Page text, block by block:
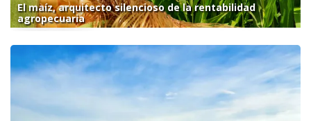
El maíz, arquitecto silencioso de la rentabilidad
agropecuaria